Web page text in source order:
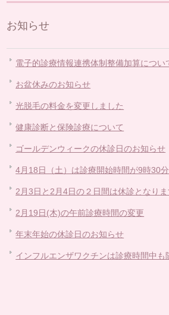
お知らせ
電子的診療情報連携体制整備加算につい
お盆休みのお知らせ
光脱毛の料金を変更しました
健康診断と保険診療について
ゴールデンウィークの休診日のお知らせ
4月18日（土）は診療開始時間が9時30分
2月3日と2月4日の２日間は休診となりま
2月19日(木)の午前診療時間の変更
年末年始の休診日のお知らせ
インフルエンザワクチンは診療時間中も